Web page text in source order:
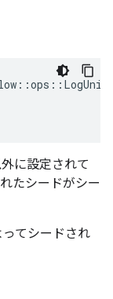
に設定されて
たシードがシー
てシードされ